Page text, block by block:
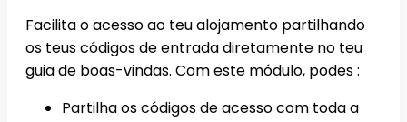
Facilita o acesso ao teu alojamento partilhando
os teus códigos de entrada diretamente no teu
guia de boas-vindas. Com este módulo, podes :
Partilha os códigos de acesso com toda a